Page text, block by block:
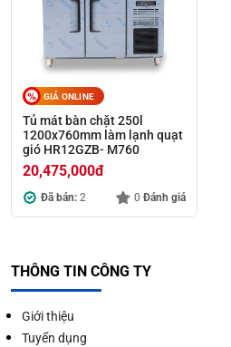
GIÁ ONLINE
Tủ mát bàn chặt 250l
1200x760mm làm lạnh quạt
gió HR12GZB- M760
20,475,000đ
Đã bán: 2 0 Đánh giá
THÔNG TIN CÔNG TY
Giới thiệu
Tuyển dụng